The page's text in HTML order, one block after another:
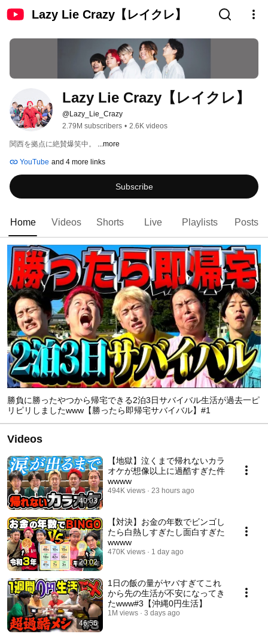
Lazy Lie Crazy【レイクレ】
Lazy Lie Crazy【レイクレ】
@Lazy_Lie_Crazy
2.79M subscribers • 2.6K videos
関西を拠点に絶賛爆笑中。 ...more
YouTube and 4 more links
Subscribe
Home Videos Shorts Live Playlists Posts
勝負に勝ったやつから帰宅できる2泊3日サバイバル生活が過去一ピ
リピリしましたwww【勝ったら即帰宅サバイバル】#1
Videos
40:03
【地獄】泣くまで帰れないカラ
オケが想像以上に過酷すぎた件
wwww
494K views 23 hours ago
20:02
【対決】お金の年数でビンゴし
たら白熱しすぎたし面白すぎた
wwww
470K views 1 day ago
46:56
1日の飯の量がヤバすぎてこれ
から先の生活が不安になってき
たwww#3【沖縄0円生活】
1M views 3 days ago